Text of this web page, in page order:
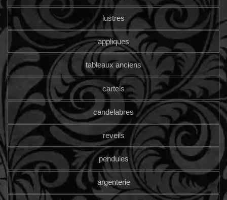
lustres
appliques
tableaux anciens
cartels
candelabres
reveils
pendules
argenterie